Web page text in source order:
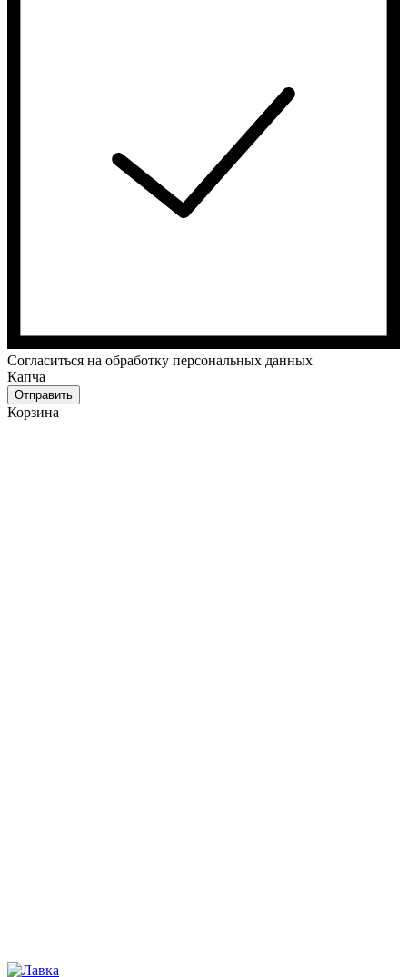
Cогласиться на обработку персональных данных
Капча
Отправить
Корзина